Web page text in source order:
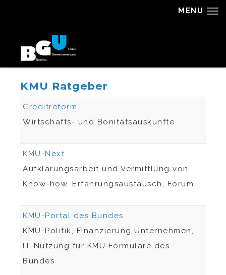
MENU
KMU Ratgeber
Creditreform
Wirtschafts- und Bonitätsauskünfte
KMU-Next
Aufklärungsarbeit und Vermittlung von
Know-how, Erfahrungsaustausch, Forum
KMU-Portal des Bundes
KMU-Politik, Finanzierung Unternehmen,
IT-Nutzung für KMU Formulare des
Bundes